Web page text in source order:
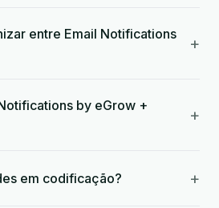
entre Email Notifications
+
by eGrow +
+
em codificação? +